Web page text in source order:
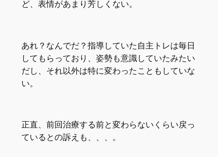
ど、表情があまり芳しくない。
あれ？なんでだ？指導していた自主トレは毎日
してもらっており、姿勢も意識していたみたい
だし、それ以外は特に変わったこともしていな
い。
正直、前回治療する前と変わらないくらい戻っ
ているとの訴えも、、、。